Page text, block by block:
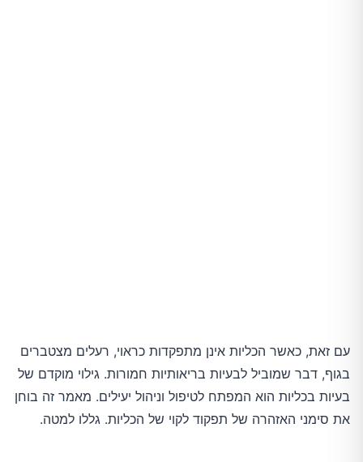
עם זאת, כאשר הכליות אינן מתפקדות כראוי, רעלים מצטברים
בגוף, דבר שמוביל לבעיות בריאותיות חמורות. גילוי מוקדם של
בעיות בכליות הוא המפתח לטיפול וניהול יעילים. מאמר זה בוחן
את סימני האזהרה של תפקוד לקוי של הכליות. גללו למטה.